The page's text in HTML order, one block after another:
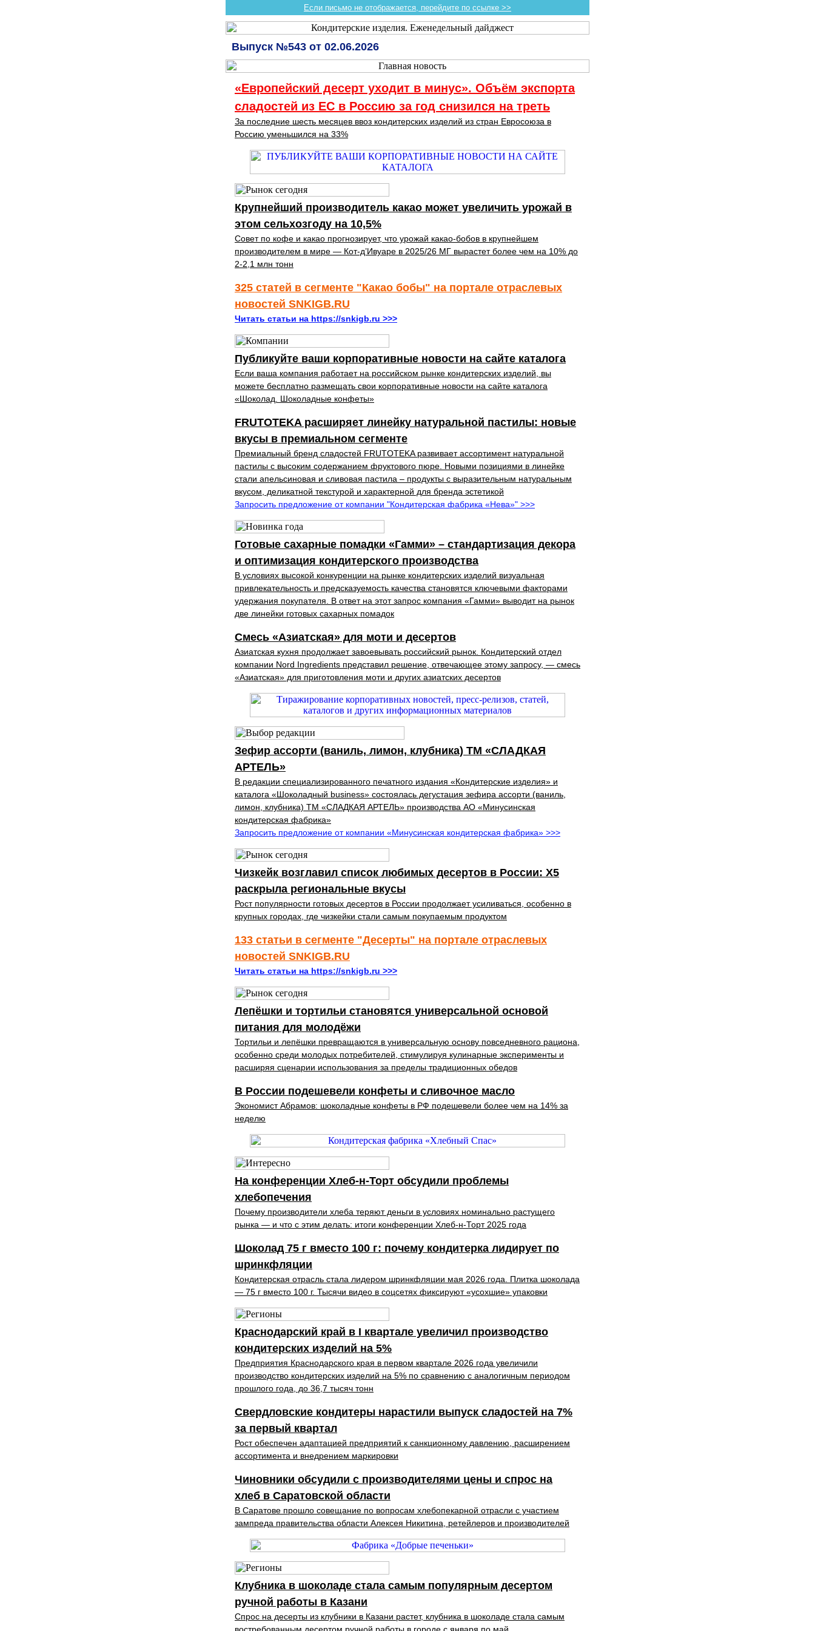
Если письмо не отображается, перейдите по ссылке >>
Выпуск №543 от 02.06.2026
«Европейский десерт уходит в минус». Объём экспорта
сладостей из ЕС в Россию за год снизился на треть
За последние шесть месяцев ввоз кондитерских изделий из стран Евросоюза в
Россию уменьшился на 33%
Крупнейший производитель какао может увеличить урожай в
этом сельхозгоду на 10,5%
Совет по кофе и какао прогнозирует, что урожай какао-бобов в крупнейшем
производителем в мире — Кот-д’Ивуаре в 2025/26 МГ вырастет более чем на 10% до
2-2,1 млн тонн
325 статей в сегменте "Какао бобы" на портале отраслевых
новостей SNKIGB.RU
Читать статьи на https://snkigb.ru >>>
Публикуйте ваши корпоративные новости на сайте каталога
Если ваша компания работает на российском рынке кондитерских изделий, вы
можете бесплатно размещать свои корпоративные новости на сайте каталога
«Шоколад. Шоколадные конфеты»
FRUTOTEKA расширяет линейку натуральной пастилы: новые
вкусы в премиальном сегменте
Премиальный бренд сладостей FRUTOTEKA развивает ассортимент натуральной
пастилы с высоким содержанием фруктового пюре. Новыми позициями в линейке
стали апельсиновая и сливовая пастила – продукты с выразительным натуральным
вкусом, деликатной текстурой и характерной для бренда эстетикой
Запросить предложение от компании "Кондитерская фабрика «Нева»" >>>
Готовые сахарные помадки «Гамми» – стандартизация декора
и оптимизация кондитерского производства
В условиях высокой кон­куренции на рынке конди­терских изделий визуальная
привлекательность и пред­сказуемость качества ста­новятся ключевыми факто­рами
удержания покупателя. В ответ на этот запрос компания «Гамми» выводит на рынок
две линейки готовых сахарных помадок
Смесь «Азиатская» для моти и десертов
Азиатская кухня продолжает завоевывать российский рынок. Кондитерский отдел
компании Nord Ingredients представил решение, отвечающее этому запросу, — смесь
«Азиатская» для приготовления моти и других азиатских десертов
Зефир ассорти (ваниль, лимон, клубника) ТМ «СЛАДКАЯ
АРТЕЛЬ»
В редакции специализированного печатного издания «Кондитерские изделия» и
каталога «Шоколадный business» состоялась дегустация зефира ассорти (ваниль,
лимон, клубника) ТМ «СЛАДКАЯ АРТЕЛЬ» производства АО «Минусинская
кондитерская фабрика»
Запросить предложение от компании «Минусинская кондитерская фабрика» >>>
Чизкейк возглавил список любимых десертов в России: X5
раскрыла региональные вкусы
Рост популярности готовых десертов в России продолжает усиливаться, особенно в
крупных городах, где чизкейки стали самым покупаемым продуктом
133 статьи в сегменте "Десерты" на портале отраслевых
новостей SNKIGB.RU
Читать статьи на https://snkigb.ru >>>
Лепёшки и тортильи становятся универсальной основой
питания для молодёжи
Тортильи и лепёшки превращаются в универсальную основу повседневного рациона,
особенно среди молодых потребителей, стимулируя кулинарные эксперименты и
расширяя сценарии использования за пределы традиционных обедов
В России подешевели конфеты и сливочное масло
Экономист Абрамов: шоколадные конфеты в РФ подешевели более чем на 14% за
неделю
На конференции Хлеб-н-Торт обсудили проблемы
хлебопечения
Почему производители хлеба теряют деньги в условиях номинально растущего
рынка — и что с этим делать: итоги конференции Хлеб-н-Торт 2025 года
Шоколад 75 г вместо 100 г: почему кондитерка лидирует по
шринкфляции
Кондитерская отрасль стала лидером шринкфляции мая 2026 года. Плитка шоколада
— 75 г вместо 100 г. Тысячи видео в соцсетях фиксируют «усохшие» упаковки
Краснодарский край в I квартале увеличил производство
кондитерских изделий на 5%
Предприятия Краснодарского края в первом квартале 2026 года увеличили
производство кондитерских изделий на 5% по сравнению с аналогичным периодом
прошлого года, до 36,7 тысяч тонн
Свердловские кондитеры нарастили выпуск сладостей на 7%
за первый квартал
Рост обеспечен адаптацией предприятий к санкционному давлению, расширением
ассортимента и внедрением маркировки
Чиновники обсудили с производителями цены и спрос на
хлеб в Саратовской области
В Саратове прошло совещание по вопросам хлебопекарной отрасли с участием
зампреда правительства области Алексея Никитина, ретейлеров и производителей
Клубника в шоколаде стала самым популярным десертом
ручной работы в Казани
Спрос на десерты из клубники в Казани растет, клубника в шоколаде стала самым